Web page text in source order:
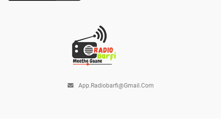
App.radiobarfi@gmail.com